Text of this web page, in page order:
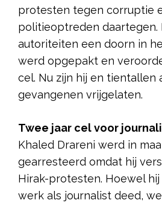
protesten tegen corruptie
politieoptreden daartegen.
autoriteiten een doorn in
werd opgepakt en
cel. Nu zijn hij en tientallen
gevangenen vrijgelaten.
Twee jaar cel voor
Khaled Drareni werd in
gearresteerd omdat hij
Hirak-protesten. Hoewel
werk als journalist deed,